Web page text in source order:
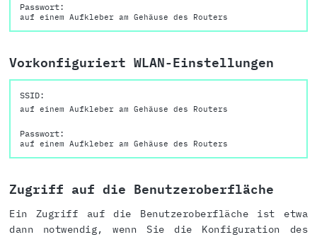
Passwort:
auf einem Aufkleber am Gehäuse des Routers
Vorkonfiguriert WLAN-Einstellungen
SSID:
auf einem Aufkleber am Gehäuse des Routers
Passwort:
auf einem Aufkleber am Gehäuse des Routers
Zugriff auf die Benutzeroberfläche
Ein Zugriff auf die Benutzeroberfläche ist etwa
dann notwendig, wenn Sie die Konfiguration des